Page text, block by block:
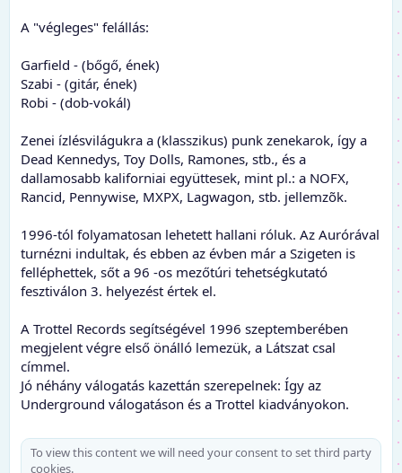
A "végleges" felállás:
Garfield - (bőgő, ének)
Szabi - (gitár, ének)
Robi - (dob-vokál)
Zenei ízlésvilágukra a (klasszikus) punk zenekarok, így a
Dead Kennedys, Toy Dolls, Ramones, stb., és a
dallamosabb kaliforniai együttesek, mint pl.: a NOFX,
Rancid, Pennywise, MXPX, Lagwagon, stb. jellemzõk.
1996-tól folyamatosan lehetett hallani róluk. Az Aurórával
turnézni indultak, és ebben az évben már a Szigeten is
felléphettek, sőt a 96 -os mezőtúri tehetségkutató
fesztiválon 3. helyezést értek el.
A Trottel Records segítségével 1996 szeptemberében
megjelent végre első önálló lemezük, a Látszat csal
címmel.
Jó néhány válogatás kazettán szerepelnek: Így az
Underground válogatáson és a Trottel kiadványokon.
To view this content we will need your consent to set third party
cookies.